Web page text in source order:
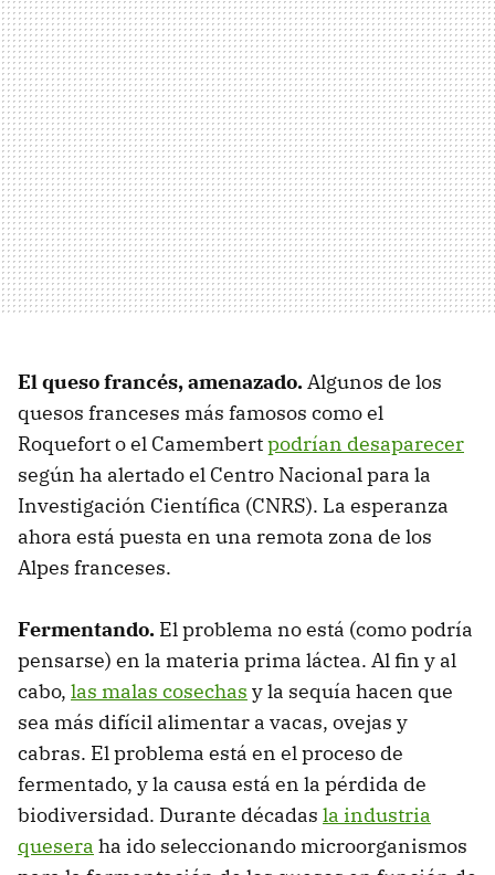
El queso francés, amenazado.Algunos de los
quesos franceses más famosos como el
Roquefort o el Camembertpodrían desaparecer
según ha alertado el Centro Nacional para la
Investigación Científica (CNRS). La esperanza
ahora está puesta en una remota zona de los
Alpes franceses.
Fermentando. El problema no está (como podría
pensarse) en la materia prima láctea. Al fin y al
cabo, las malas cosechas y la sequía hacen que
sea más difícil alimentar a vacas, ovejas y
cabras. El problema está en el proceso de
fermentado, y la causa está en la pérdida de
biodiversidad. Durante décadas la industria
quesera ha ido seleccionando microorganismos